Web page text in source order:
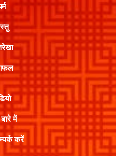
में
करें